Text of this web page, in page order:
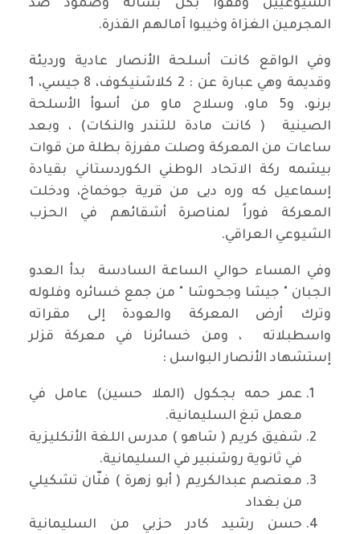
الشيوعيين وقفوا بكل بسالة وصمود ضد
المجرمين الغزاة وخيبوا آمالهم القذرة.
وفي الواقع كانت أسلحة الأنصار عادية ورديئة
وقديمة وهي عبارة عن : 2 كلاشنيكوف، 8 جيسي، 1
برنو، و5 ماو، وسلاح ماو من أسوأ الأسلحة
الصينية ( كانت مادة للتندر والنكات) ، وبعد
ساعات من المعركة وصلت مفرزة بطلة من قوات
بيشمه ركة الاتحاد الوطني الكوردستاني بقيادة
إسماعيل كه وره ديى من قرية جوخماخ، ودخلت
المعركة فوراً لمناصرة أشقائهم في الحزب
الشيوعي العراقي.
وفي المساء حوالي الساعة السادسة بدأ العدو
الجبان " جيشا وجحوشا " من جمع خسائره وفلوله
وترك أرض المعركة والعودة إلى مقراته
واسطبلاته ، ومن خسائرنا في معركة قزلر
إستشهاد الأنصار البواسل :
عمر حمه بجكول (الملا حسين) عامل في
معمل تبغ السليمانية.
شفيق كريم ( شاهو ) مدرس اللغة الأنكليزية
في ثانوية روشنبير في السليمانية.
معتصم عبدالكريم ( أبو زهرة ) فنّان تشكيلي
من بغداد
حسن رشيد كادر حزبي من السليمانية